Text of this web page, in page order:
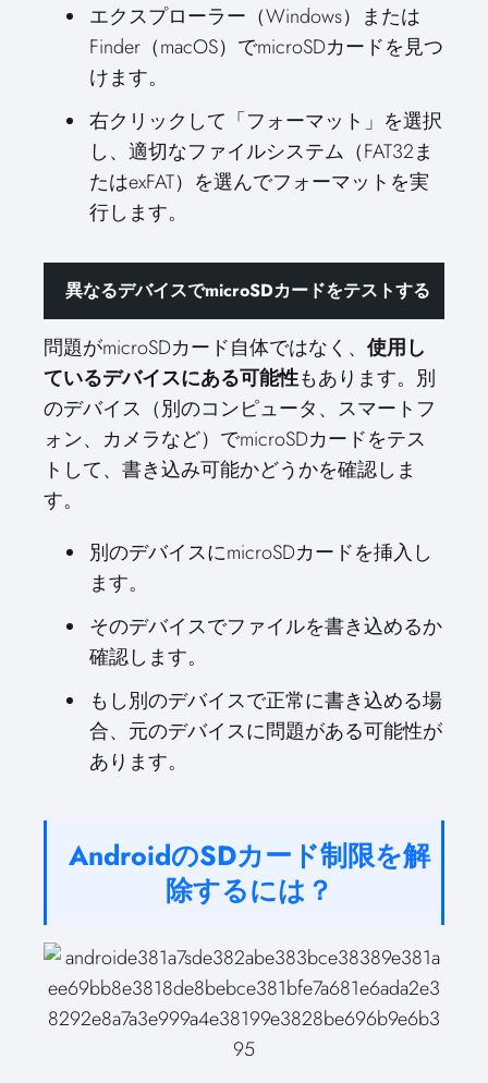
エクスプローラー（Windows）または
Finder（macOS）でmicroSDカードを見つ
けます。
右クリックして「フォーマット」を選択
し、適切なファイルシステム（FAT32ま
たはexFAT）を選んでフォーマットを実
行します。
異なるデバイスでmicroSDカードをテストする
問題がmicroSDカード自体ではなく、 使用し
ているデバイスにある可能性もあります。別
のデバイス（別のコンピュータ、スマートフ
ォン、カメラなど）でmicroSDカードをテス
トして、書き込み可能かどうかを確認しま
す。
別のデバイスにmicroSDカードを挿入し
ます。
そのデバイスでファイルを書き込めるか
確認します。
もし別のデバイスで正常に書き込める場
合、元のデバイスに問題がある可能性が
あります。
AndroidのSDカード制限を解
除するには？